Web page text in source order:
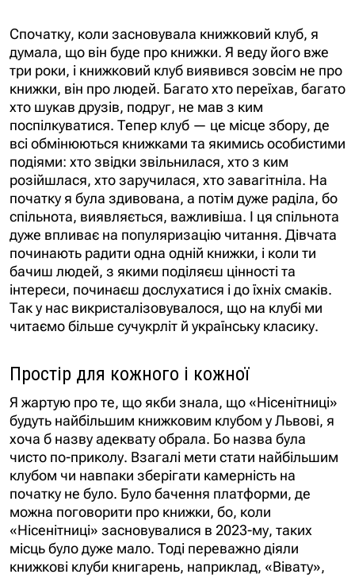
Спочатку, коли засновувала книжковий клуб, я
думала, що він буде про книжки. Я веду його вже
три роки, і книжковий клуб виявився зовсім не про
книжки, він про людей. Багато хто переїхав, багато
хто шукав друзів, подруг, не мав з ким
поспілкуватися. Тепер клуб — це місце збору, де
всі обмінюються книжками та якимись особистими
подіями: хто звідки звільнилася, хто з ким
розійшлася, хто заручилася, хто завагітніла. На
початку я була здивована, а потім дуже раділа, бо
спільнота, виявляється, важливіша. І ця спільнота
дуже впливає на популяризацію читання. Дівчата
починають радити одна одній книжки, і коли ти
бачиш людей, з якими поділяєш цінності та
інтереси, починаєш дослухатися і до їхніх смаків.
Так у нас викристалізовувалося, що на клубі ми
читаємо більше сучукрліт й українську класику.
Простір для кожного і кожної
Я жартую про те, що якби знала, що «Нісенітниці»
будуть найбільшим книжковим клубом у Львові, я
хоча б назву адеквату обрала. Бо назва була
чисто по-приколу. Взагалі мети стати найбільшим
клубом чи навпаки зберігати камерність на
початку не було. Було бачення платформи, де
можна поговорити про книжки, бо, коли
«Нісенітниці» засновувалися в 2023-му, таких
місць було дуже мало. Тоді переважно діяли
книжкові клуби книгарень, наприклад, «Вівату»,